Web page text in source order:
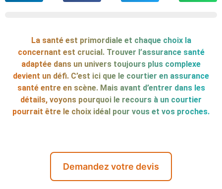
La santé est primordiale et chaque choix la
concernant est crucial. Trouver l’assurance santé
adaptée dans un univers toujours plus complexe
devient un défi. C’est ici que le courtier en assurance
santé entre en scène. Mais avant d’entrer dans les
détails, voyons pourquoi le recours à un courtier
pourrait être le choix idéal pour vous et vos proches.
Demandez votre devis